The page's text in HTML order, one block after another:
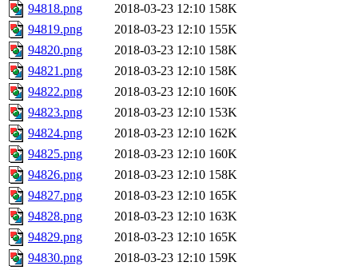
94818.png
2018-03-23 12:10 158K
94819.png
2018-03-23 12:10 155K
94820.png
2018-03-23 12:10 158K
94821.png
2018-03-23 12:10 158K
94822.png
2018-03-23 12:10 160K
94823.png
2018-03-23 12:10 153K
94824.png
2018-03-23 12:10 162K
94825.png
2018-03-23 12:10 160K
94826.png
2018-03-23 12:10 158K
94827.png
2018-03-23 12:10 165K
94828.png
2018-03-23 12:10 163K
94829.png
2018-03-23 12:10 165K
94830.png
2018-03-23 12:10 159K